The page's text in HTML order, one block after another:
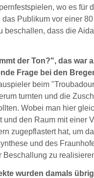
wo es für
das Publikum vor einer
beschallen, dass die
der Ton?", das war
Frage bei den
beim
turnten und die
Wobei man hier
und den Raum mit einer
zugepflastert hat, um
und des
Beschallung zu
wurden damals